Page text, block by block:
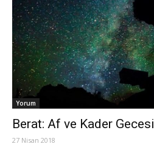
Yorum
Berat: Af ve Kader Gecesi
27 Nisan 2018